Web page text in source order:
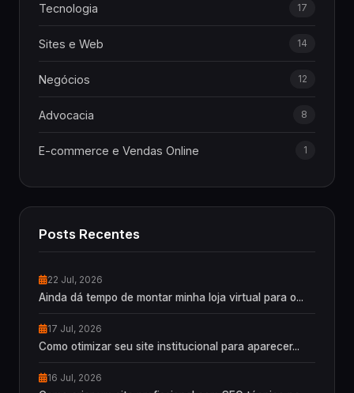
Tecnologia 17
Sites e Web 14
Negócios 12
Advocacia 8
E-commerce e Vendas Online 1
Posts Recentes
22 Jul, 2026
Ainda dá tempo de montar minha loja virtual para o...
17 Jul, 2026
Como otimizar seu site institucional para aparecer...
16 Jul, 2026